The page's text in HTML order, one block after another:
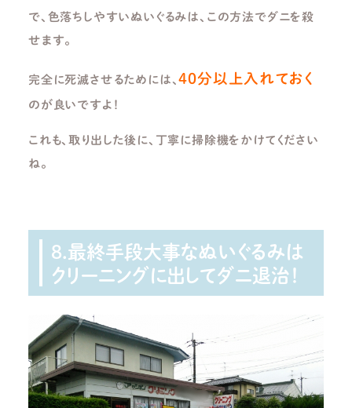
で、色落ちしやすいぬいぐるみは、この方法でダニを殺
せます。
完全に死滅させるためには、40分以上入れておく
のが良いですよ！
これも、取り出した後に、丁寧に掃除機をかけてください
ね。
8.最終手段大事なぬいぐるみは
クリーニングに出してダニ退治！